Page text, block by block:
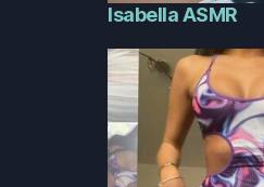
Isabella ASMR